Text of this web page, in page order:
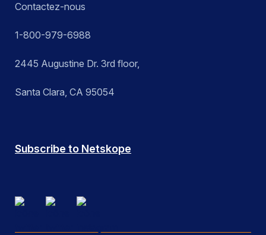
Contactez-nous
1-800-979-6988
2445 Augustine Dr. 3rd floor,
Santa Clara, CA 95054
Subscribe to Netskope